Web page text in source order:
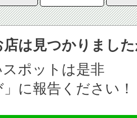
店は見つかりまし
ポットは是非
」に報告ください！